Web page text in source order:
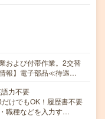
および付帯作業。2交替
報】電子部品≪待遇…
力不要
けでもOK！履歴書不要
職種などを入力す…